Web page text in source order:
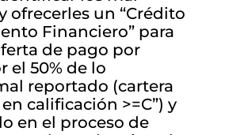
ofrecerles un “Crédito
Financiero” para
de pago por
el 50% de lo
reportado (cartera
calificación >=C”) y
en el proceso de